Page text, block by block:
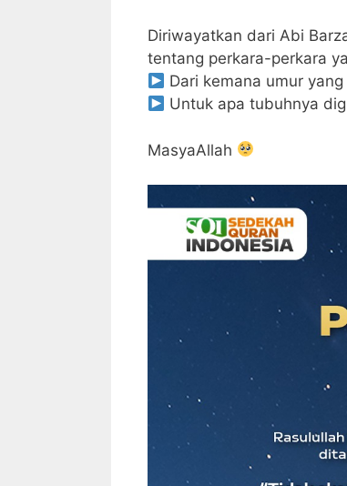
Diriwayatkan dari Abi
tentang perkara-perkara
Dari kemana umur
Untuk apa tubuhnya
MasyaAllah